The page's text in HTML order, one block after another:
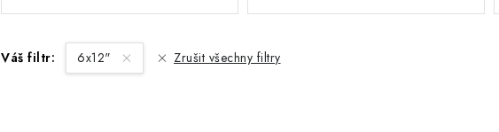
Váš filtr: 6x12" Zrušit všechny filtry